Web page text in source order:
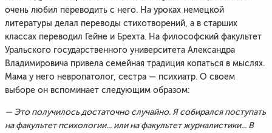
очень любил переводить с него. На уроках немецкой
литературы делал переводы стихотворений, а в старших
классах переводил Гейне и Брехта. На философский факультет
Уральского государственного университета Александра
Владимировича привела семейная традиция копаться в мыслях.
Мама у него невропатолог, сестра — психиатр. О своем
выборе он вспоминает следующим образом:
— Это получилось достаточно случайно. Я собирался поступать
на факультет психологии... или на факультет журналистики... В